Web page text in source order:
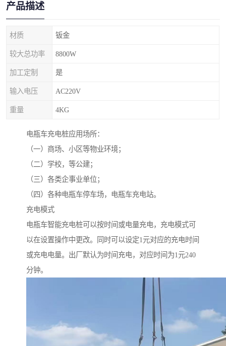
产品描述
材质 钣金
较大总功率 8800W
加工定制 是
输入电压 AC220V
重量 4KG
电瓶车充电桩应用场所：
（一）商场、小区等物业环境；
（二）学校，等公建；
（三）各类企事业单位；
（四）各种电瓶车停车场，电瓶车充电站。
充电模式
电瓶车智能充电桩可以按时间或电量充电，充电模式可
以在设置操作中更改。同时可以设定1元对应的充电时间
或充电电量。出厂默认为时间充电，对应时间为1元240
分钟。